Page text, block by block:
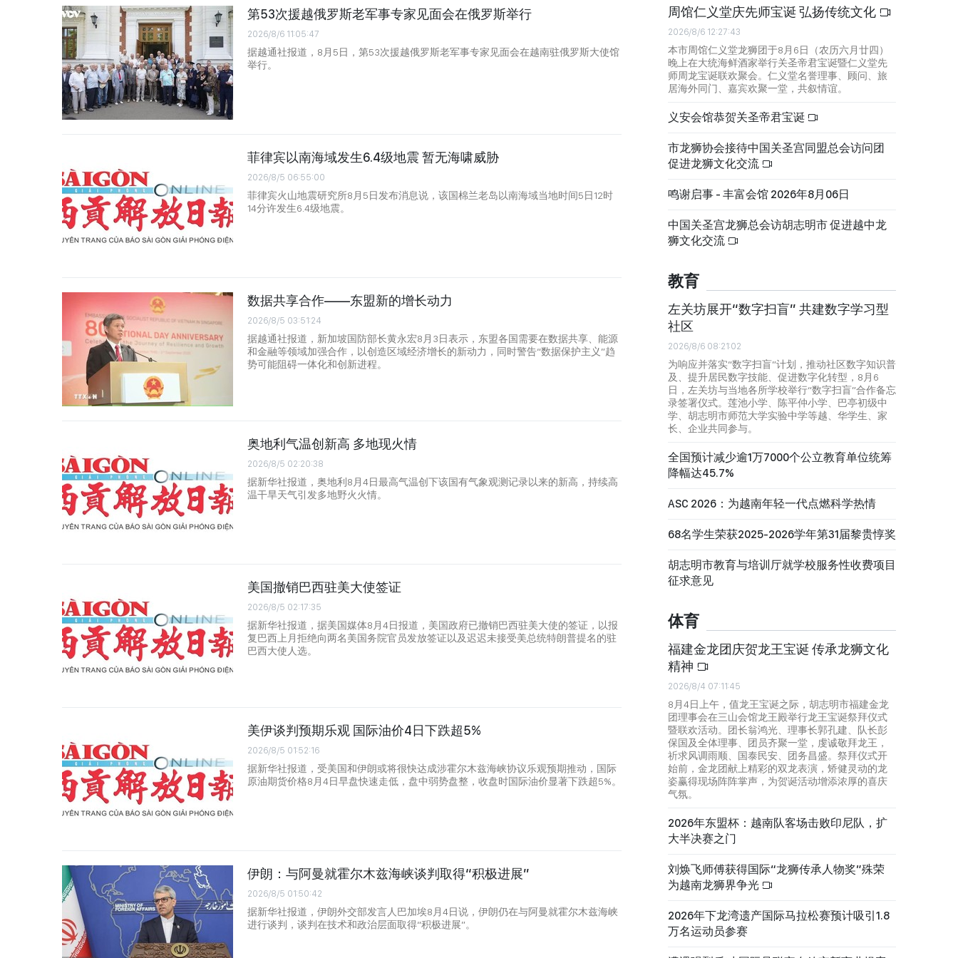
第53次援越俄罗斯老军事专家见面会在俄罗斯举行
2026/8/6 11:05:47
据越通社报道，8月5日，第53次援越俄罗斯老军事专家见面会在越南驻俄罗斯大使馆
举行。
菲律宾以南海域发生6.4级地震 暂无海啸威胁
2026/8/5 06:55:00
菲律宾火山地震研究所8月5日发布消息说，该国棉兰老岛以南海域当地时间5日12时
14分许发生6.4级地震。
数据共享合作——东盟新的增长动力
2026/8/5 03:51:24
据越通社报道，新加坡国防部长黄永宏8月3日表示，东盟各国需要在数据共享、能源
和金融等领域加强合作，以创造区域经济增长的新动力，同时警告“数据保护主义”趋
势可能阻碍一体化和创新进程。
奥地利气温创新高 多地现火情
2026/8/5 02:20:38
据新华社报道，奥地利8月4日最高气温创下该国有气象观测记录以来的新高，持续高
温干旱天气引发多地野火火情。
美国撤销巴西驻美大使签证
2026/8/5 02:17:35
据新华社报道，据美国媒体8月4日报道，美国政府已撤销巴西驻美大使的签证，以报
复巴西上月拒绝向两名美国务院官员发放签证以及迟迟未接受美总统特朗普提名的驻
巴西大使人选。
美伊谈判预期乐观 国际油价4日下跌超5%
2026/8/5 01:52:16
据新华社报道，受美国和伊朗或将很快达成涉霍尔木兹海峡协议乐观预期推动，国际
原油期货价格8月4日早盘快速走低，盘中弱势盘整，收盘时国际油价显著下跌超5%。
伊朗：与阿曼就霍尔木兹海峡谈判取得“积极进展”
2026/8/5 01:50:42
据新华社报道，伊朗外交部发言人巴加埃8月4日说，伊朗仍在与阿曼就霍尔木兹海峡
进行谈判，谈判在技术和政治层面取得“积极进展”。
周馆仁义堂庆先师宝诞 弘扬传统文化
2026/8/6 12:27:43
本市周馆仁义堂龙狮团于8月6日（农历六月廿四）
晚上在大统海鲜酒家举行关圣帝君宝诞暨仁义堂先
师周龙宝诞联欢聚会。仁义堂名誉理事、顾问、旅
居海外同门、嘉宾欢聚一堂，共叙情谊。
义安会馆恭贺关圣帝君宝诞
市龙狮协会接待中国关圣宫同盟总会访问团
促进龙狮文化交流
鸣谢启事 - 丰富会馆 2026年8月06日
中国关圣宫龙狮总会访胡志明市 促进越中龙
狮文化交流
教育
左关坊展开“数字扫盲” 共建数字学习型
社区
2026/8/6 08:21:02
为响应并落实“数字扫盲”计划，推动社区数字知识普
及、提升居民数字技能、促进数字化转型，8月6
日，左关坊与当地各所学校举行“数字扫盲”合作备忘
录签署仪式。莲池小学、陈平仲小学、巴亭初级中
学、胡志明市师范大学实验中学等越、华学生、家
长、企业共同参与。
全国预计减少逾1万7000个公立教育单位统筹
降幅达45.7%
ASC 2026：为越南年轻一代点燃科学热情
68名学生荣获2025-2026学年第31届黎贵惇奖
胡志明市教育与培训厅就学校服务性收费项目
征求意见
体育
福建金龙团庆贺龙王宝诞 传承龙狮文化
精神
2026/8/4 07:11:45
8月4日上午，值龙王宝诞之际，胡志明市福建金龙
团理事会在三山会馆龙王殿举行龙王宝诞祭拜仪式
暨联欢活动。团长翁鸿光、理事长郭孔建、队长彭
保国及全体理事、团员齐聚一堂，虔诚敬拜龙王，
祈求风调雨顺、国泰民安、团务昌盛。祭拜仪式开
始前，金龙团献上精彩的双龙表演，矫健灵动的龙
姿赢得现场阵阵掌声，为贺诞活动增添浓厚的喜庆
气氛。
2026年东盟杯：越南队客场击败印尼队，扩
大半决赛之门
刘焕飞师傅获得国际“龙狮传承人物奖”殊荣
为越南龙狮界争光
2026年下龙湾遗产国际马拉松赛预计吸引1.8
万名运动员参赛